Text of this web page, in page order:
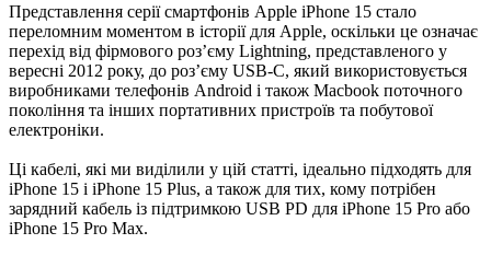
Представлення серії смартфонів Apple iPhone 15 стало
переломним моментом в історії для Apple, оскільки це означає
перехід від фірмового роз’єму Lightning, представленого у
вересні 2012 року, до роз’єму USB-C, який використовується
виробниками телефонів Android і також Macbook поточного
покоління та інших портативних пристроїв та побутової
електроніки.
Ці кабелі, які ми виділили у цій статті, ідеально підходять для
iPhone 15 і iPhone 15 Plus, а також для тих, кому потрібен
зарядний кабель із підтримкою USB PD для iPhone 15 Pro або
iPhone 15 Pro Max.